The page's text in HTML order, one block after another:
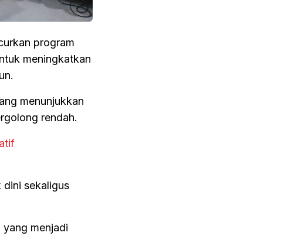
program
meningkatkan
menunjukkan
rendah.
dini sekaligus
yang menjadi